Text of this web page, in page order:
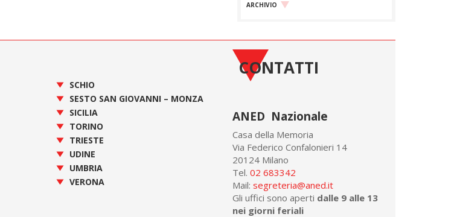
ARCHIVIO
SCHIO
SESTO SAN GIOVANNI – MONZA
SICILIA
TORINO
TRIESTE
UDINE
UMBRIA
VERONA
CONTATTI
ANED Nazionale
Casa della Memoria
Via Federico Confalonieri 14
20124 Milano
Tel. 02 683342
Mail: segreteria@aned.it
Gli uffici sono aperti dalle 9 alle 13
nei giorni feriali